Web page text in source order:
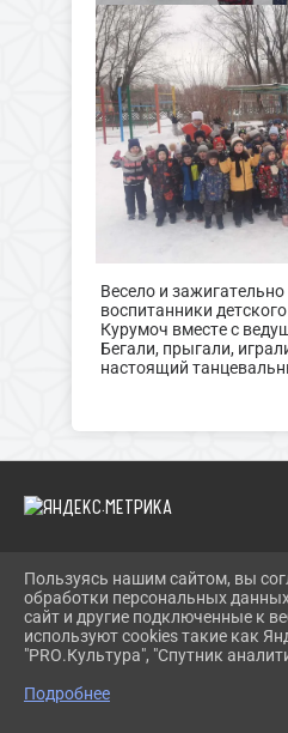
Весело и
воспитанники
Курумоч вместе с
Бегали, прыгали,
настоящий
2026 Г. KURUMOCH-CK.RU
ВХОД
КАРТА САЙТА
ПОЛИТИКА ОБРАБОТКИ
СДЕЛАНО НА KUBCMS
Пользуясь нашим сайтом, вы
обработки персональных
сайт и другие подключенные к
используют cookies такие как
"PRO.Культура", "Спутник
Подробнее